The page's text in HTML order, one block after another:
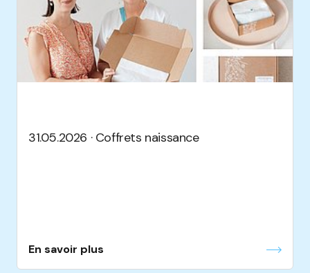
31.05.2026 · Coffrets naissance
En savoir plus